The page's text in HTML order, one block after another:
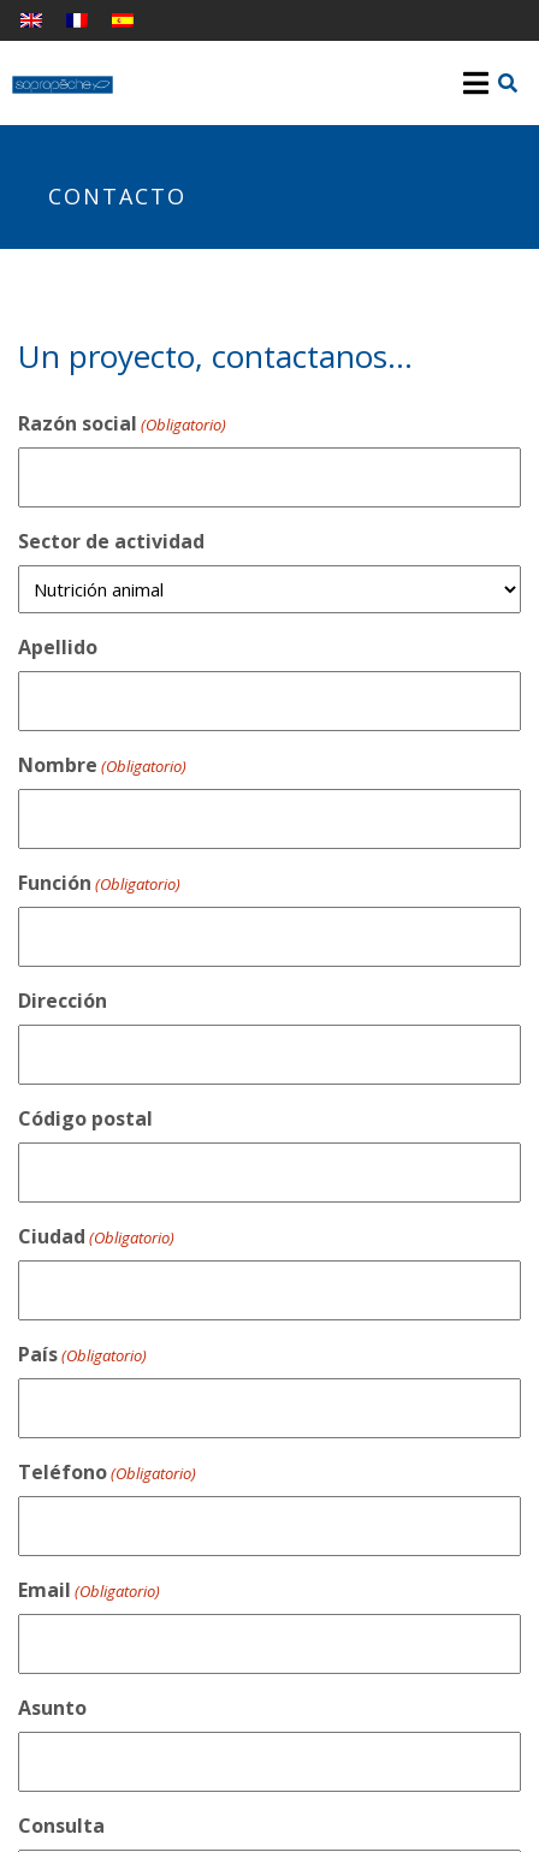
CONTACTO
Un proyecto, contactanos…
Razón social (Obligatorio)
Sector de actividad
Apellido
Nombre (Obligatorio)
Función (Obligatorio)
Dirección
Código postal
Ciudad (Obligatorio)
País(Obligatorio)
Teléfono(Obligatorio)
Email (Obligatorio)
Asunto
Consulta